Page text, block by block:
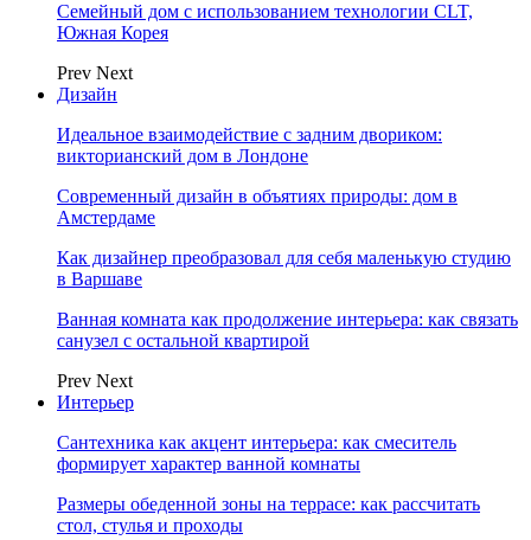
Семейный дом с использованием технологии CLT,
Южная Корея
Prev Next
Дизайн
Идеальное взаимодействие с задним двориком:
викторианский дом в Лондоне
Современный дизайн в объятиях природы: дом в
Амстердаме
Как дизайнер преобразовал для себя маленькую студию
в Варшаве
Ванная комната как продолжение интерьера: как связать
санузел с остальной квартирой
Prev Next
Интерьер
Сантехника как акцент интерьера: как смеситель
формирует характер ванной комнаты
Размеры обеденной зоны на террасе: как рассчитать
стол, стулья и проходы